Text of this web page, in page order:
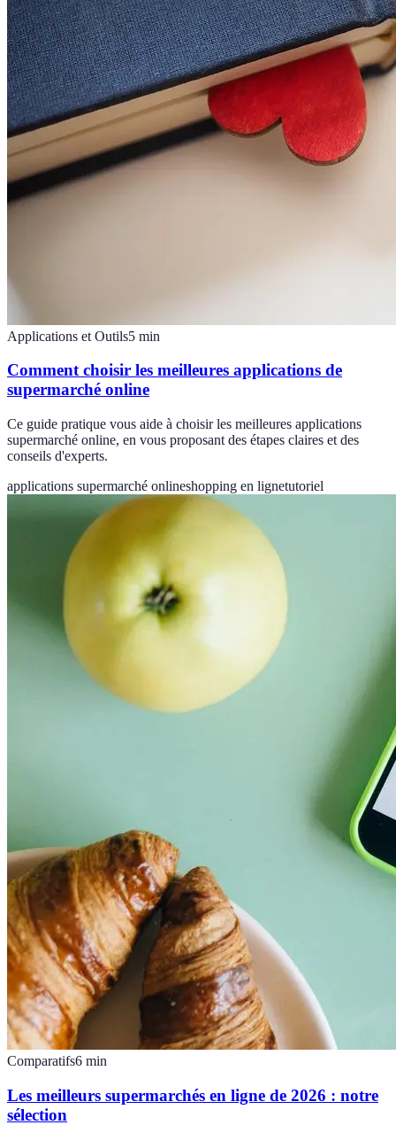
Applications et Outils5 min
Comment choisir les meilleures applications de
supermarché online
Ce guide pratique vous aide à choisir les meilleures applications
supermarché online, en vous proposant des étapes claires et des
conseils d'experts.
applications supermarché onlineshopping en lignetutoriel
Comparatifs6 min
Les meilleurs supermarchés en ligne de 2026 : notre
sélection